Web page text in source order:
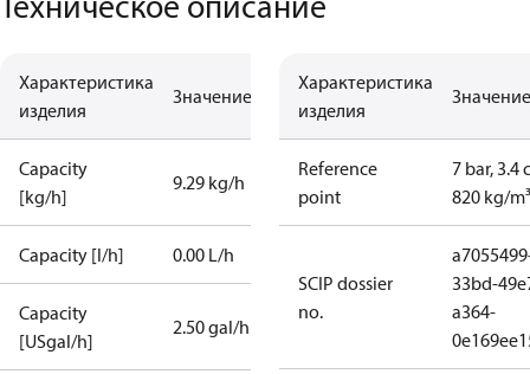
Характеристика
изделия
Значение
Capacity
[kg/h]
9.29 kg/h
Capacity [l/h] 0.00 L/h
Capacity
[USgal/h]
2.50 gal/h
Характеристика
изделия
Значение
Reference
point
7 bar, 3.4
820 kg/m³
SCIP dossier
no.
33bd-
a364-